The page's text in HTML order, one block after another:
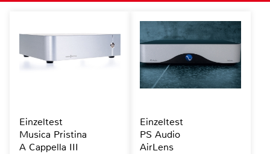
Einzeltest
Musica Pristina
A Cappella III
Einzeltest
PS Audio
AirLens